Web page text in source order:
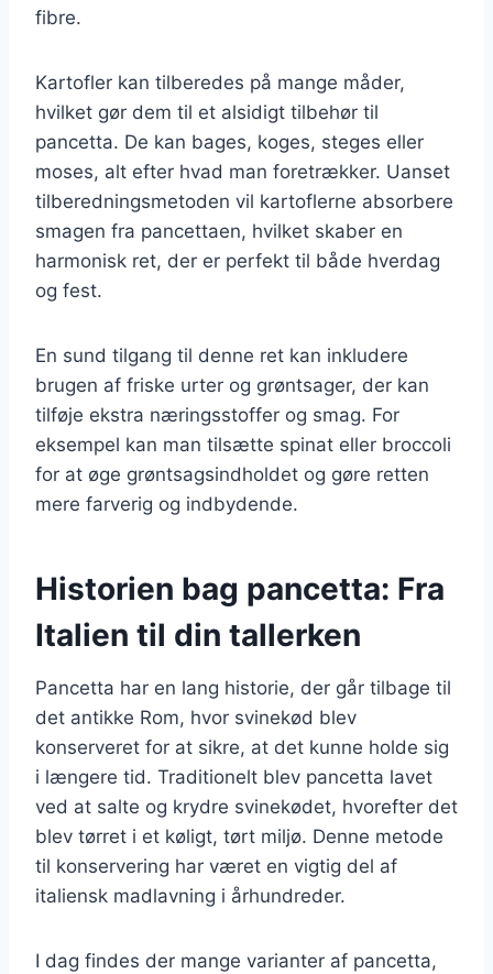
fibre.
Kartofler kan tilberedes på mange måder,
hvilket gør dem til et alsidigt tilbehør til
pancetta. De kan bages, koges, steges eller
moses, alt efter hvad man foretrækker. Uanset
tilberedningsmetoden vil kartoflerne absorbere
smagen fra pancettaen, hvilket skaber en
harmonisk ret, der er perfekt til både hverdag
og fest.
En sund tilgang til denne ret kan inkludere
brugen af friske urter og grøntsager, der kan
tilføje ekstra næringsstoffer og smag. For
eksempel kan man tilsætte spinat eller broccoli
for at øge grøntsagsindholdet og gøre retten
mere farverig og indbydende.
Historien bag pancetta: Fra
Italien til din tallerken
Pancetta har en lang historie, der går tilbage til
det antikke Rom, hvor svinekød blev
konserveret for at sikre, at det kunne holde sig
i længere tid. Traditionelt blev pancetta lavet
ved at salte og krydre svinekødet, hvorefter det
blev tørret i et køligt, tørt miljø. Denne metode
til konservering har været en vigtig del af
italiensk madlavning i århundreder.
I dag findes der mange varianter af pancetta,